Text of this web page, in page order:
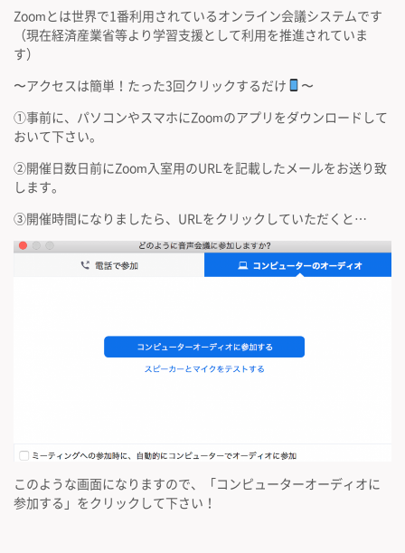
Zoomとは世界で1番利用されているオンライン会議システムです
（現在経済産業省等より学習支援として利用を推進されていま
す）
〜アクセスは簡単！たった3回クリックするだけ
〜
①事前に、パソコンやスマホにZoomのアプリをダウンロードして
おいて下さい。
②開催日数日前にZoom入室用のURLを記載したメールをお送り致
します。
③開催時間になりましたら、URLをクリックしていただくと…
このような画面になりますので、「コンピューターオーディオに
参加する」をクリックして下さい！